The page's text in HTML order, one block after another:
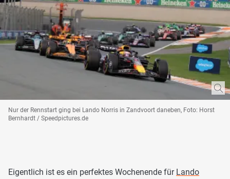
Nur der Rennstart ging bei Lando Norris in Zandvoort daneben, Foto: Horst
Bernhardt / Speedpictures.de
Eigentlich ist es ein perfektes Wochenende für Lando